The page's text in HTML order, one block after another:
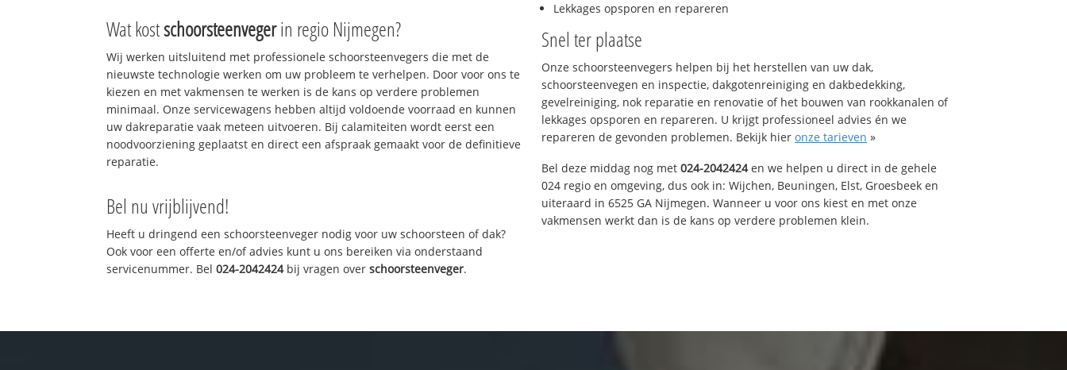
Wat kostschoorsteenvegerin regio Nijmegen?
Wij werken uitsluitend met professionele schoorsteenvegers die met de
nieuwste technologie werken om uw probleem te verhelpen. Door voor ons te
kiezen en met vakmensen te werken is de kans op verdere problemen
minimaal. Onze servicewagens hebben altijd voldoende voorraad en kunnen
uw dakreparatie vaak meteen uitvoeren. Bij calamiteiten wordt eerst een
noodvoorziening geplaatst en direct een afspraak gemaakt voor de definitieve
reparatie.
Bel nu vrijblijvend!
Heeft u dringend een schoorsteenveger nodig voor uw schoorsteen of dak?
Ook voor een offerte en/of advies kunt u ons bereiken via onderstaand
servicenummer. Bel024-2042424bij vragen overschoorsteenveger.
Lekkages opsporen en repareren
Snel ter plaatse
Onze schoorsteenvegers helpen bij het herstellen van uw dak,
schoorsteenvegen en inspectie, dakgotenreiniging en dakbedekking,
gevelreiniging, nok reparatie en renovatie of het bouwen van rookkanalen of
lekkages opsporen en repareren. U krijgt professioneel advies én we
repareren de gevonden problemen. Bekijk hier onze tarieven »
Bel deze middag nog met 024-2042424en we helpen u direct in de gehele
024 regio en omgeving, dus ook in: Wijchen, Beuningen, Elst, Groesbeek en
uiteraard in 6525 GA Nijmegen. Wanneer u voor ons kiest en met onze
vakmensen werkt dan is de kans op verdere problemen klein.